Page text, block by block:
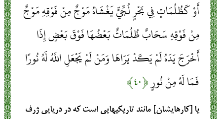
أَوْ كَظُلُمَاتٍ فِي بَحْرٍ لُجِّيٍّ يَغْشَاهُ مَوْجٌ مِنْ فَوْقِهِ مَوْجٌ
مِنْ فَوْقِهِ سَحَابٌ ظُلُمَاتٌ بَعْضُهَا فَوْقَ بَعْضٍ إِذَا
أَخْرَجَ يَدَهُ لَمْ يَكَدْ يَرَاهَا وَمَنْ لَمْ يَجْعَلِ اللَّهُ لَهُ نُورًا
فَمَا لَهُ مِنْ نُورٍ﴿۴۰﴾
يا [كارهايشان] مانند تاريكيهايى است كه در دريايى ژرف